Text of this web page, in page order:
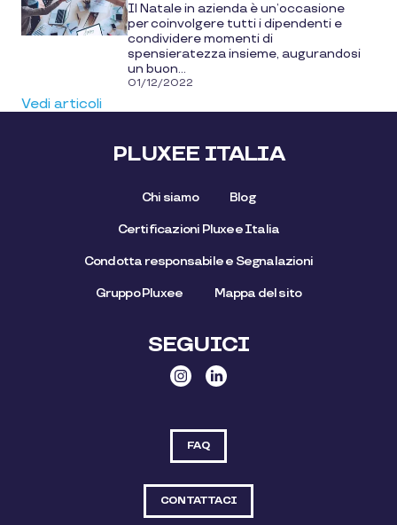
Il Natale in azienda è un’occasione
per coinvolgere tutti i dipendenti e
condividere momenti di
spensieratezza insieme, augurandosi
un buon...
01/12/2022
Vedi articoli
PLUXEE ITALIA
Chi siamo Blog
Certificazioni Pluxee Italia
Condotta responsabile e Segnalazioni
Gruppo Pluxee Mappa del sito
SEGUICI
FAQ
CONTATTACI